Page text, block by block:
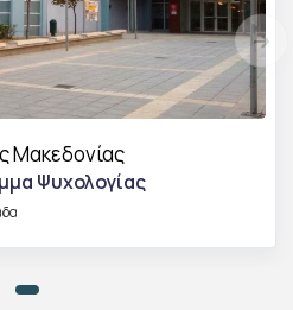
Μακεδονίας
Ψυχολογίας